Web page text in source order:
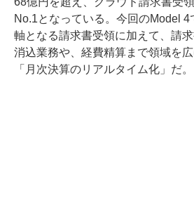
No.1となっている。今回のModel 4
軸となる請求書受領に加えて、請
消込業務や、経費精算まで領域を
「月次決算のリアルタイム化」だ。